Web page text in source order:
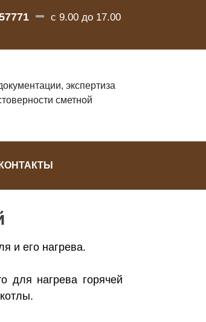
с 9.00 до 17.00
экспертиза
сметной
КОНТАКТЫ
и его нагрева.
для нагрева горячей